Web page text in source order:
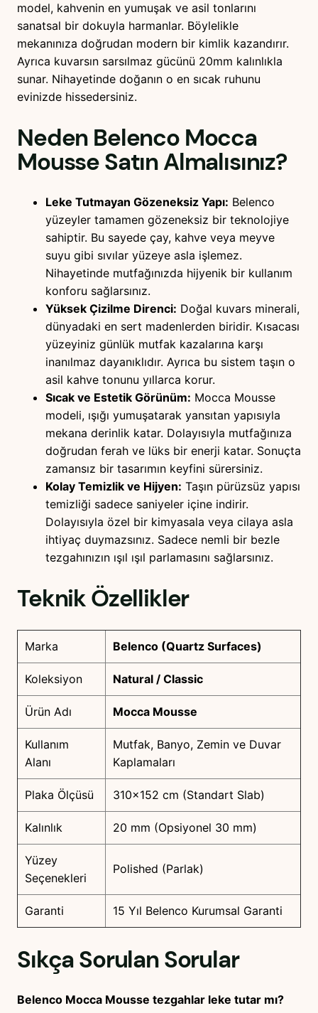
model, kahvenin en yumuşak ve asil tonlarını
sanatsal bir dokuyla harmanlar. Böylelikle
mekanınıza doğrudan modern bir kimlik kazandırır.
Ayrıca kuvarsın sarsılmaz gücünü 20mm kalınlıkla
sunar. Nihayetinde doğanın o en sıcak ruhunu
evinizde hissedersiniz.
Neden Belenco Mocca
MousseSatın Almalısınız?
Leke Tutmayan Gözeneksiz Yapı: Belenco
yüzeyler tamamen gözeneksiz bir teknolojiye
sahiptir. Bu sayede çay, kahve veya meyve
suyu gibi sıvılar yüzeye asla işlemez.
Nihayetinde mutfağınızda hijyenik bir kullanım
konforu sağlarsınız.
Yüksek Çizilme Direnci: Doğal kuvars minerali,
dünyadaki en sert madenlerden biridir. Kısacası
yüzeyiniz günlük mutfak kazalarına karşı
inanılmaz dayanıklıdır. Ayrıca bu sistem taşın o
asil kahve tonunu yıllarca korur.
Sıcak ve Estetik Görünüm: Mocca Mousse
modeli, ışığı yumuşatarak yansıtan yapısıyla
mekana derinlik katar. Dolayısıyla mutfağınıza
doğrudan ferah ve lüks bir enerji katar. Sonuçta
zamansız bir tasarımın keyfini sürersiniz.
Kolay Temizlik ve Hijyen: Taşın pürüzsüz yapısı
temizliği sadece saniyeler içine indirir.
Dolayısıyla özel bir kimyasala veya cilaya asla
ihtiyaç duymazsınız. Sadece nemli bir bezle
tezgahınızın ışıl ışıl parlamasını sağlarsınız.
Teknik Özellikler
Marka Belenco (Quartz Surfaces)
Koleksiyon Natural / Classic
Ürün Adı Mocca Mousse
Kullanım
Alanı
Mutfak, Banyo, Zemin ve Duvar
Kaplamaları
Plaka Ölçüsü 310×152 cm (Standart Slab)
Kalınlık 20 mm (Opsiyonel 30 mm)
Yüzey
Seçenekleri
Polished (Parlak)
Garanti 15 Yıl Belenco Kurumsal Garanti
Sıkça Sorulan Sorular
Belenco Mocca Mousse tezgahlar leke tutar mı?